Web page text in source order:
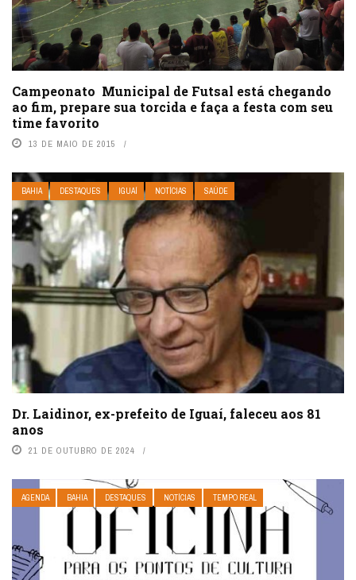
Campeonato Municipal de Futsal está chegando
ao fim, prepare sua torcida e faça a festa com seu
time favorito
13 DE MAIO DE 2015
BAHIA DESTAQUES IGUAÍ NOTÍCIAS SAÚDE
Dr. Laidinor, ex-prefeito de Iguaí, faleceu aos 81
anos
21 DE OUTUBRO DE 2024
AGENDA BAHIA DESTAQUES NOTÍCIAS TEMPO REAL